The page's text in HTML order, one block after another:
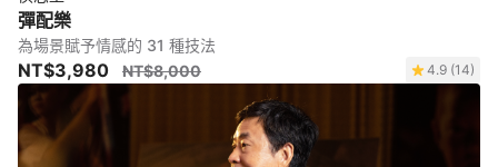
彈配樂
為場景賦予情感的 31 種技法
NT$3,980 NT$8,000 4.9 (14)